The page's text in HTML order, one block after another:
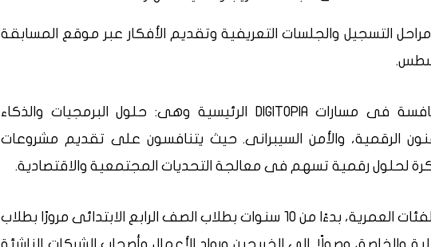
التسجيل والجلسات التعريفية وتقديم الأفكار عبر موقع المسابقة
ويخوض المتسابقون المنافسة فى مسارات DIGITOPIA الرئيسية وهى: حلول البرمجيات والذكاء
الرقمية، والأمن السيبرانى. حيث يتنافسون على تقديم مشروعات
لحلول رقمية تسهم فى معالجة التحديات المجتمعية والاقتصادية.
وتضم المسابقة مختلف الفئات العمرية، بدءًا من 10 سنوات بطلاب الصف الرابع الابتدائى مرورًا بطلاب